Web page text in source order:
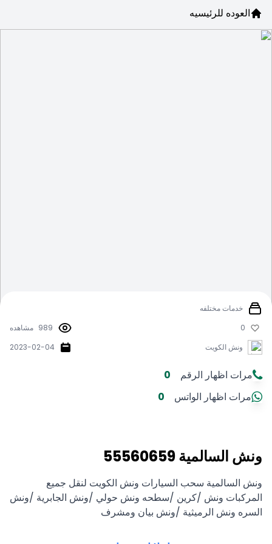
العوده للرئيسيه
خدمات مختلفه
0
989 مشاهده
ونش الكويت
2023-02-04
مرات اظهار الرقم
0
مرات اظهار الواتس
0
ونش السالمية 55560659
ونش السالمية سحب السيارات ونش الكويت لنقل جميع
المركبات ونش /كرين /سطحه ونش حولي /ونش الجابرية /ونش
السره ونش الرميثية /ونش بيان ومشرف